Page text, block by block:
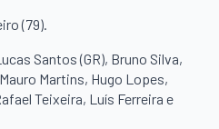
(79).
Santos (GR), Bruno Silva,
Martins, Hugo Lopes,
Teixeira, Luís Ferreira e